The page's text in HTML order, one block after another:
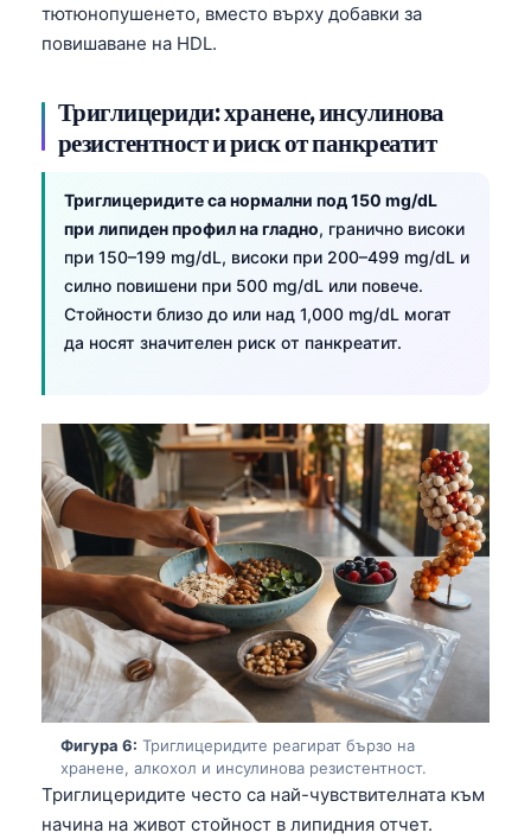
тютюнопушенето, вместо върху добавки за
повишаване на HDL.
Триглицериди: хранене, инсулинова
резистентност и риск от панкреатит
Триглицеридите са нормални под 150 mg/dL
при липиден профил на гладно, гранично високи
при 150–199 mg/dL, високи при 200–499 mg/dL и
силно повишени при 500 mg/dL или повече.
Стойности близо до или над 1,000 mg/dL могат
да носят значителен риск от панкреатит.
Фигура 6: Триглицеридите реагират бързо на
хранене, алкохол и инсулинова резистентност.
Триглицеридите често са най-чувствителната към
начина на живот стойност в липидния отчет.
Suomi
Hrvatski
Slovenčina
كوردی‎
پښتو
سنڌي
සිංහල
অসমীয়া
Galego
Latviešu valoda
Македонски јазик
Gàidhlig
Occitan
Afrikaans
Монгол
Basa Jawa
ئۇيغۇرچە